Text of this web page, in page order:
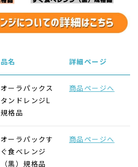
品名 詳細ページ
オーラパックス
タンドレンジL
規格品
商品ページへ
オーラパックす
ぐ食べレンジ
（黒）規格品
商品ページへ